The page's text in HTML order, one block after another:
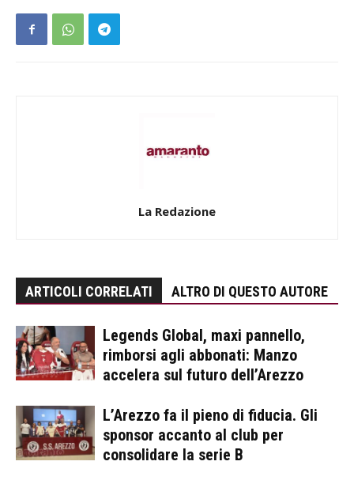
La Redazione
ARTICOLI CORRELATI ALTRO DI QUESTO AUTORE
Legends Global, maxi pannello,
rimborsi agli abbonati: Manzo
accelera sul futuro dell’Arezzo
L’Arezzo fa il pieno di fiducia. Gli
sponsor accanto al club per
consolidare la serie B